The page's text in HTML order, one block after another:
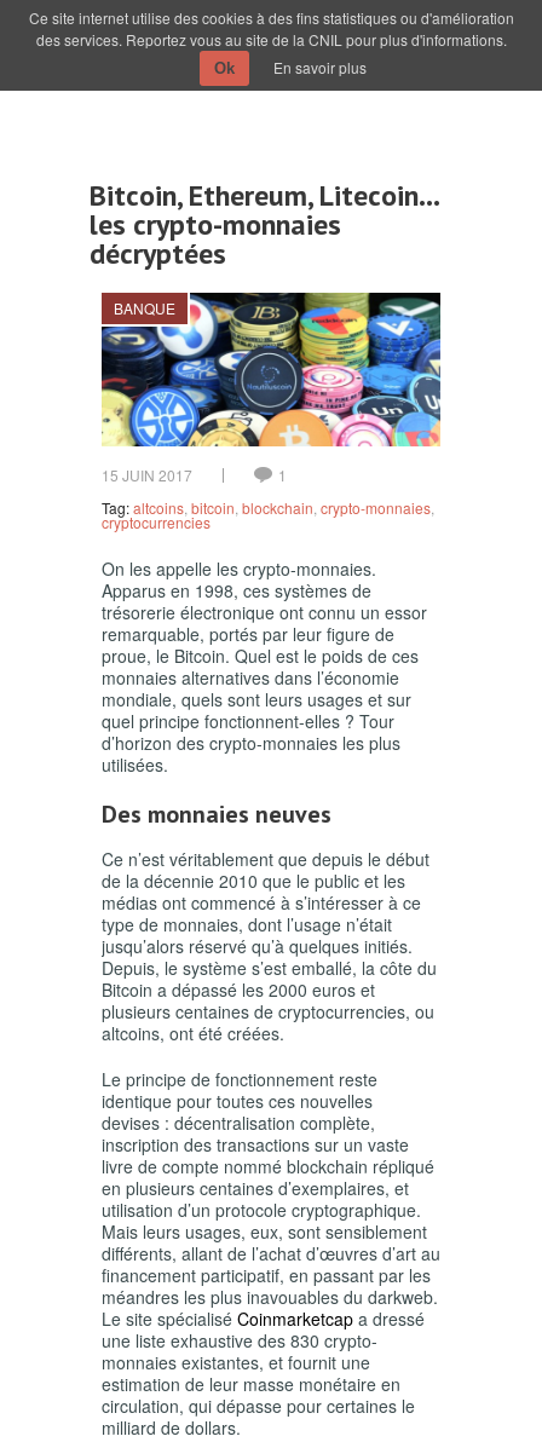
Bitcoin, Ethereum, Litecoin…
les crypto-monnaies
décryptées
BANQUE
15 JUIN 2017
1
Tag:altcoins bitcoin blockchain crypto-monnaies
cryptocurrencies
On les appelle les crypto-monnaies.
Apparus en 1998, ces systèmes de
trésorerie électronique ont connu un essor
remarquable, portés par leur figure de
proue, le Bitcoin. Quel est le poids de ces
monnaies alternatives dans l’économie
mondiale, quels sont leurs usages et sur
quel principe fonctionnent-elles ? Tour
d’horizon des crypto-monnaies les plus
utilisées.
Des monnaies neuves
Ce n’est véritablement que depuis le début
de la décennie 2010 que le public et les
médias ont commencé à s’intéresser à ce
type de monnaies, dont l’usage n’était
jusqu’alors réservé qu’à quelques initiés.
Depuis, le système s’est emballé, la côte du
Bitcoin a dépassé les 2000 euros et
plusieurs centaines de cryptocurrencies, ou
altcoins, ont été créées.
Le principe de fonctionnement reste
identique pour toutes ces nouvelles
devises : décentralisation complète,
inscription des transactions sur un vaste
livre de compte nommé blockchain répliqué
en plusieurs centaines d’exemplaires, et
utilisation d’un protocole cryptographique.
Mais leurs usages, eux, sont sensiblement
différents, allant de l’achat d’œuvres d’art au
financement participatif, en passant par les
méandres les plus inavouables du darkweb.
Le site spécialisé Coinmarketcap a dressé
une liste exhaustive des 830 crypto-
monnaies existantes, et fournit une
estimation de leur masse monétaire en
circulation, qui dépasse pour certaines le
milliard de dollars.
Ce site internet utilise des cookies à des fins statistiques ou d'amélioration
des services. Reportez vous au site de la CNIL pour plus d'informations.
Ok En savoir plus